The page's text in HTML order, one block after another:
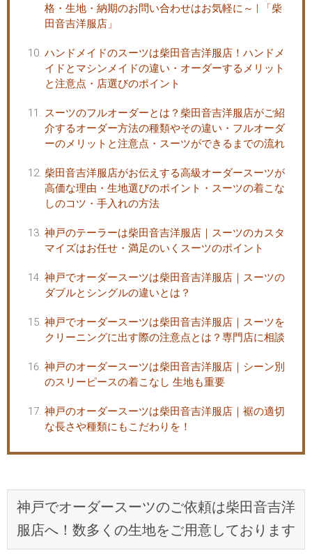
格・生地・納期のお問い合わせはお気軽に～ | 「柴
田音吉洋服店」
ハンドメイドのスーツは柴田音吉洋服店！ハンドメ
イドとマシンメイドの違い・オーダーするメリット
と注意点・店選びのポイント
スーツのフルオーダーとは？柴田音吉洋服店がご紹
介するオーダー方法の種類やその違い・フルオーダ
ーのメリットと注意点・スーツができるまでの流れ
柴田音吉洋服店がお伝えする高級オーダースーツが
高価な理由・生地選びのポイント・スーツの着こな
しのコツ・手入れの方法
神戸のテーラーは柴田音吉洋服店｜スーツのカスタ
マイズはお任せ・満足のいくスーツのポイント
神戸でオーダースーツは柴田音吉洋服店｜スーツの
ダブルとシングルの違いとは？
神戸でオーダースーツは柴田音吉洋服店｜スーツを
クリーニングに出す際の注意点とは？専門店に相談
神戸のオーダースーツは柴田音吉洋服店｜シーン別
のスリーピースの着こなし 生地も重要
神戸のオーダースーツは柴田音吉洋服店｜裾の適切
な長さや種類にもこだわりを！
神戸でオーダースーツのご依頼は柴田音吉洋
服店へ！数多くの生地をご用意しております